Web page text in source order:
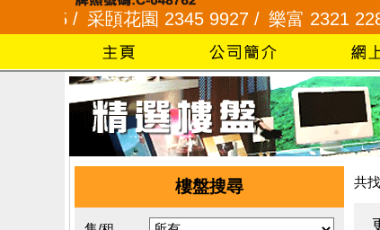
采頣花園 2345 9927 /樂富 2321 2287 /
樓盤搜尋 共